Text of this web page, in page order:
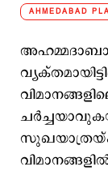
AHMEDABAD